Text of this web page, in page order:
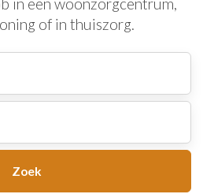
of in thuiszorg.
Zoek